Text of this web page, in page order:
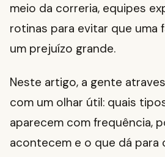
meio da correria, equipes
rotinas para evitar que uma
um prejuízo grande.
Neste artigo, a gente
com um olhar útil: quais
aparecem com frequência,
acontecem e o que dá para